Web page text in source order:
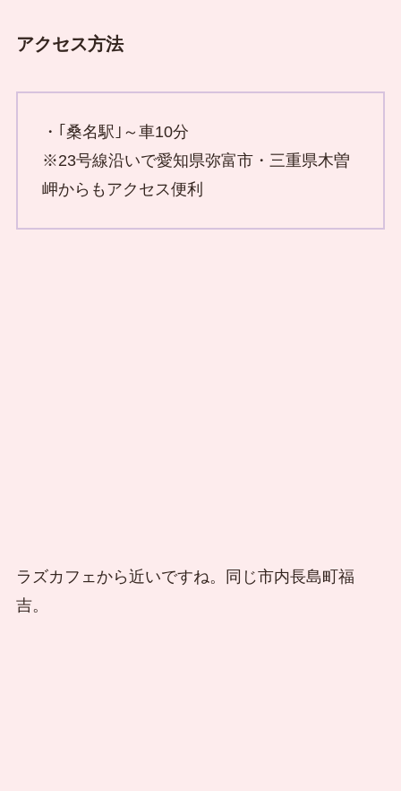
アクセス方法
・｢桑名駅｣～車10分
※23号線沿いで愛知県弥富市・三重県木曽
岬からもアクセス便利
ラズカフェから近いですね。同じ市内長島町福
吉。